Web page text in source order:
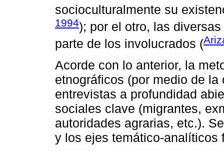
socioculturalmente su
1994); por el otro, las
parte de los involucrados (
Acorde con lo anterior, la
etnográficos (por medio de
entrevistas a profundidad
sociales clave (migrantes,
autoridades agrarias, etc.).
y los ejes temático-analíticos